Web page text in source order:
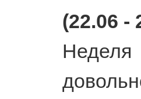
(22.06 -